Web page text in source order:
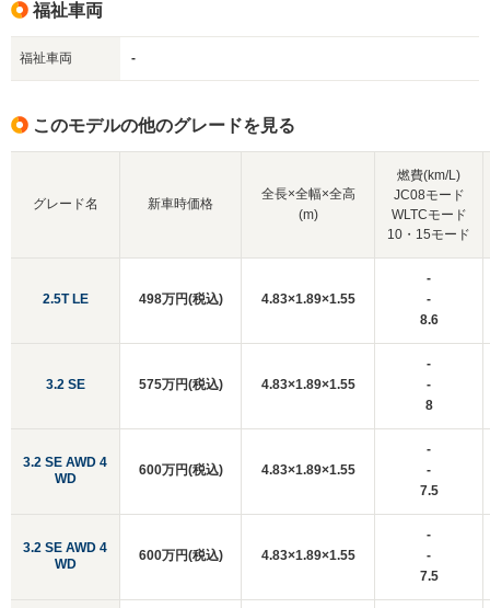
福祉車両
福祉車両 -
このモデルの他のグレードを見る
グレード名
2.5T LE
3.2 SE
3.2 SE AWD 4
WD
3.2 SE AWD 4
WD
新車時価格
全長×全幅×全高
(m)
燃費(km/L)
JC08モード
WLTCモード
10・15モード
498万円(税込) 4.83×1.89×1.55
-
-
8.6
575万円(税込) 4.83×1.89×1.55
-
-
8
600万円(税込) 4.83×1.89×1.55
-
-
7.5
600万円(税込) 4.83×1.89×1.55
-
-
7.5